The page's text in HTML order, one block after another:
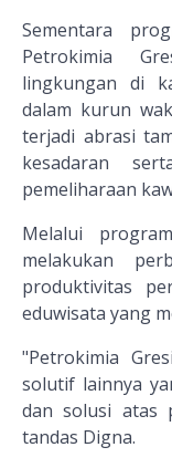
Sementara
Petrokimia
lingkungan di
dalam kurun
terjadi abrasi
kesadaran
pemeliharaan
Melalui
melakukan
produktivitas
eduwisata yang
"Petrokimia
solutif lainnya
dan solusi atas
tandas Digna.